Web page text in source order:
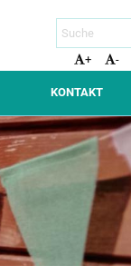
+ -
KONTAKT